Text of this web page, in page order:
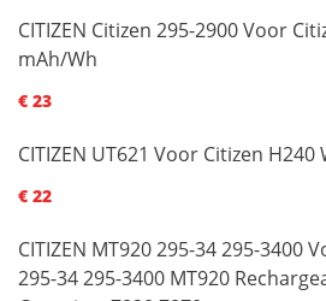
CITIZEN Citizen 295-2900 Voor
mAh/Wh
€ 23
CITIZEN UT621 Voor Citizen
€ 22
CITIZEN MT920 295-34 295-3400
295-34 295-3400 MT920